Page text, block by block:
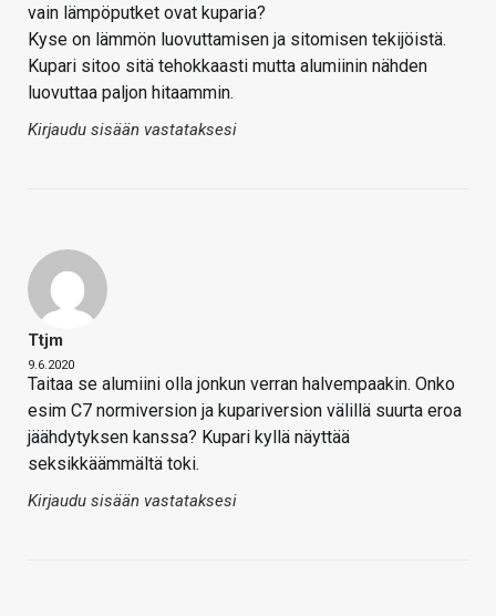
vain lämpöputket ovat kuparia?
Kyse on lämmön luovuttamisen ja sitomisen tekijöistä.
Kupari sitoo sitä tehokkaasti mutta alumiinin nähden
luovuttaa paljon hitaammin.
Kirjaudu sisään vastataksesi
Ttjm
9.6.2020
Taitaa se alumiini olla jonkun verran halvempaakin. Onko
esim C7 normiversion ja kupariversion välillä suurta eroa
jäähdytyksen kanssa? Kupari kyllä näyttää
seksikkäämmältä toki.
Kirjaudu sisään vastataksesi